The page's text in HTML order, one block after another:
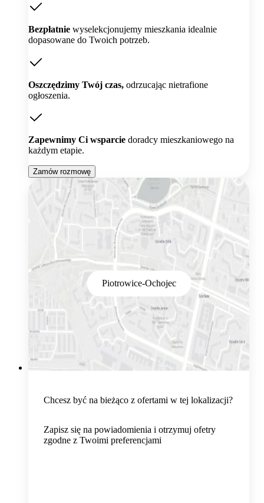
Bezpłatnie wyselekcjonujemy mieszkania idealnie
dopasowane do Twoich potrzeb.
Oszczędzimy Twój czas, odrzucając nietrafione
ogłoszenia.
Zapewnimy Ci wsparcie doradcy mieszkaniowego na
każdym etapie.
Zamów rozmowę
Piotrowice-Ochojec
Chcesz być na bieżąco z ofertami w tej lokalizacji?
Zapisz się na powiadomienia i otrzymuj ofetry
zgodne z Twoimi preferencjami